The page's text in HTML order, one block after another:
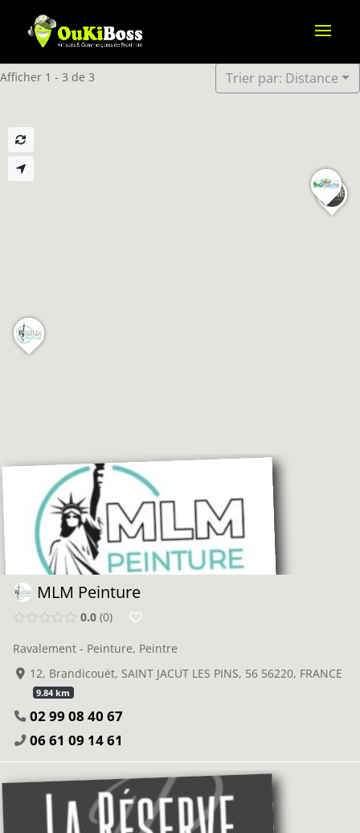
Afficher 1 - 3 de 3 Trier par: Distance
MLM Peinture
0.0 0
Ravalement - Peinture, Peintre
12, Brandicouët, SAINT JACUT LES PINS, 56 56220, FRANCE
9.84 km
02 99 08 40 67
06 61 09 14 61